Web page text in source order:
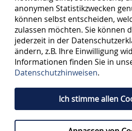
HAPPY FANS ON
Seit Jahren begleiten die
und Allan - die Panther zu den
sie - sobald es wieder möglich
gerne direkt an das
Heimspielen des ERC hinter Block
E-Mail-Adresse bei Petra Vogl.
anonymen Statistikzwecken
können selbst entscheiden,
zulassen möchten. Sie können
jederzeit in der
ändern, z.B. Ihre Einwilligung
Informationen finden Sie in
Datenschutzhinweisen.
Ich stimme allen